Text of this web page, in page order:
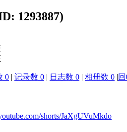
1293887)
0 | 记录数 0 | 日志数 0 | 相册数 0 |
shorts/JaXgUVuMkdo